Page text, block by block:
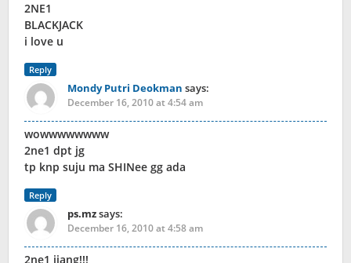
2NE1
BLACKJACK
i love u
Reply
Mondy Putri Deokman says:
December 16, 2010 at 4:54 am
wowwwwwwww
2ne1 dpt jg
tp knp suju ma SHINee gg ada
Reply
ps.mzsays:
December 16, 2010 at 4:58 am
2ne1 jjang!!!